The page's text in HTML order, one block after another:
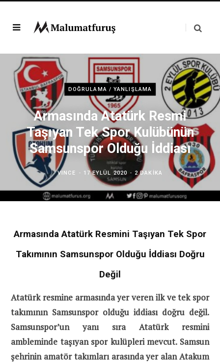
DOĞRULAMA / YANLIŞLAMA
Armasında Atatürk Resmi
Taşıyan Tek Spor Kulübünün
Samsunspor Olduğu İddiası
VINCE 17 EYLÜL 2020 2 DAKIKA
Armasında Atatürk Resmini Taşıyan Tek Spor
Takımının Samsunspor Olduğu İddiası Doğru
Değil
Atatürk resmine armasında yer veren ilk ve tek spor
takımının Samsunspor olduğu iddiası doğru değil.
Samsunspor’un yanı sıra Atatürk resmini
ambleminde taşıyan spor kulüpleri mevcut. Samsun
şehrinin amatör takımları arasında yer alan Atakum